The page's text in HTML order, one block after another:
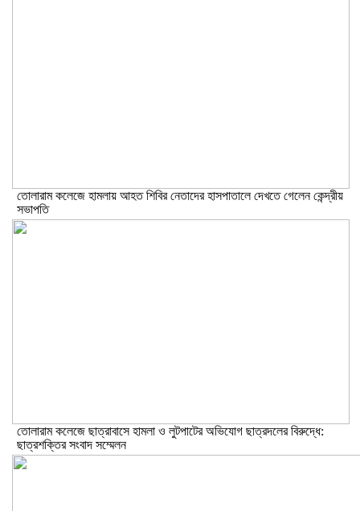
তোলারাম কলেজে হামলায় আহত শিবির নেতাদের হাসপাতালে দেখতে গেলেন কেন্দ্রীয়
সভাপতি
তোলারাম কলেজে ছাত্রাবাসে হামলা ও লুটপাটের অভিযোগ ছাত্রদলের বিরুদ্ধে:
ছাত্রশক্তির সংবাদ সম্মেলন